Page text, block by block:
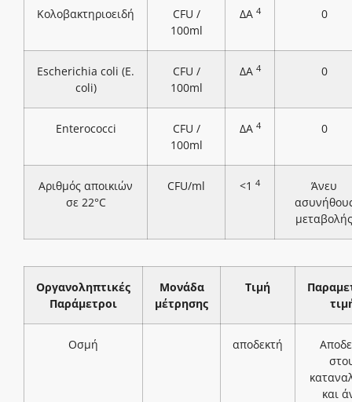
Κολοβακτηριοειδή
CFU /
100ml
ΔΑ 4 0
Escherichia coli (E.
coli)
CFU /
100ml
ΔΑ 4 0
Enterococci
CFU /
100ml
ΔΑ 4 0
Αριθμός αποικιών
σε 22°C
CFU/ml <1 4
Άνευ
μεταβολής
Οργανοληπτικές
Παράμετροι
Μονάδα
μέτρησης
Τιμή
Οσμή αποδεκτή
και